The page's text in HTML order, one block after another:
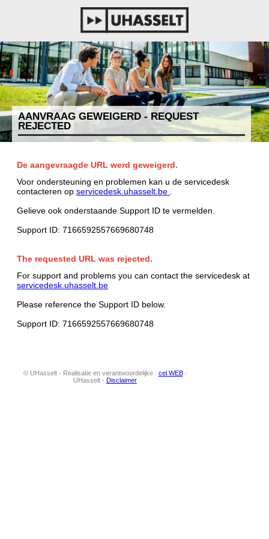
AANVRAAG GEWEIGERD - REQUEST
REJECTED
De aangevraagde URL werd geweigerd.
Voor ondersteuning en problemen kan u de servicedesk
contacteren op servicedesk.uhasselt.be
Gelieve ook onderstaande Support ID te vermelden.
Support ID: 7166592557669680748
The requested URL was rejected.
For support and problems you can contact the servicedesk at
servicedesk.uhasselt.be
Please reference the Support ID below.
Support ID: 7166592557669680748
© UHasselt - Realisatie en verantwoordelijke : cel WEB-
UHasselt - Disclaimer